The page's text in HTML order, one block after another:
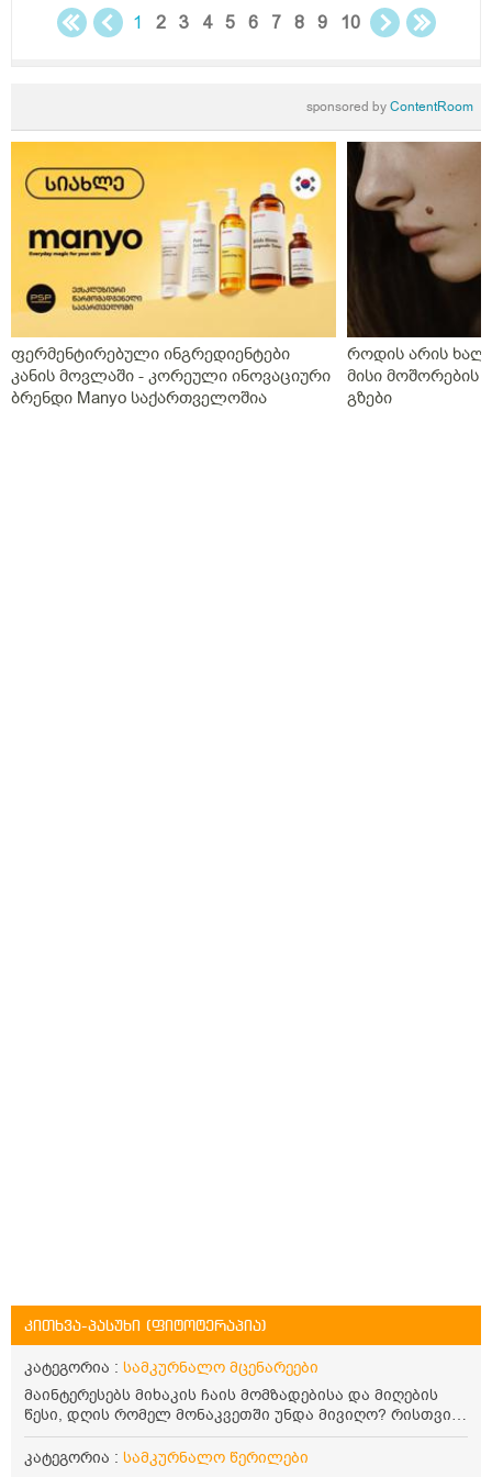
1 2 3 4 5 6 7 8 9 10
sponsored byContentRoom
ფერმენტირებული ინგრედიენტები
კანის მოვლაში - კორეული ინოვაციური
ბრენდი Manyo საქართველოშია
როდის არის
მისი მოშორების
გზები
კითხვა-პასუხი (ფიტოტერაპია)
კატეგორია : სამკურნალო მცენარეები
მაინტერესებს მიხაკის ჩაის მომზადებისა და მიღების
წესი, დღის რომელ მონაკვეთში უნდა მივიღო? რისთვის
არის სასარგებლო და უკუჩვენება თუ აქვს
კატეგორია : სამკურნალო წერილები